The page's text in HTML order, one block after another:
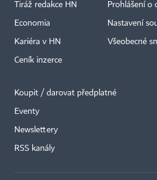
Tiráž redakce HN
Economia
Kariéra v HN
Ceník inzerce
Prohlášení o
Nastavení
Všeobecné
Koupit / darovat předplatné
Eventy
Newslettery
RSS kanály